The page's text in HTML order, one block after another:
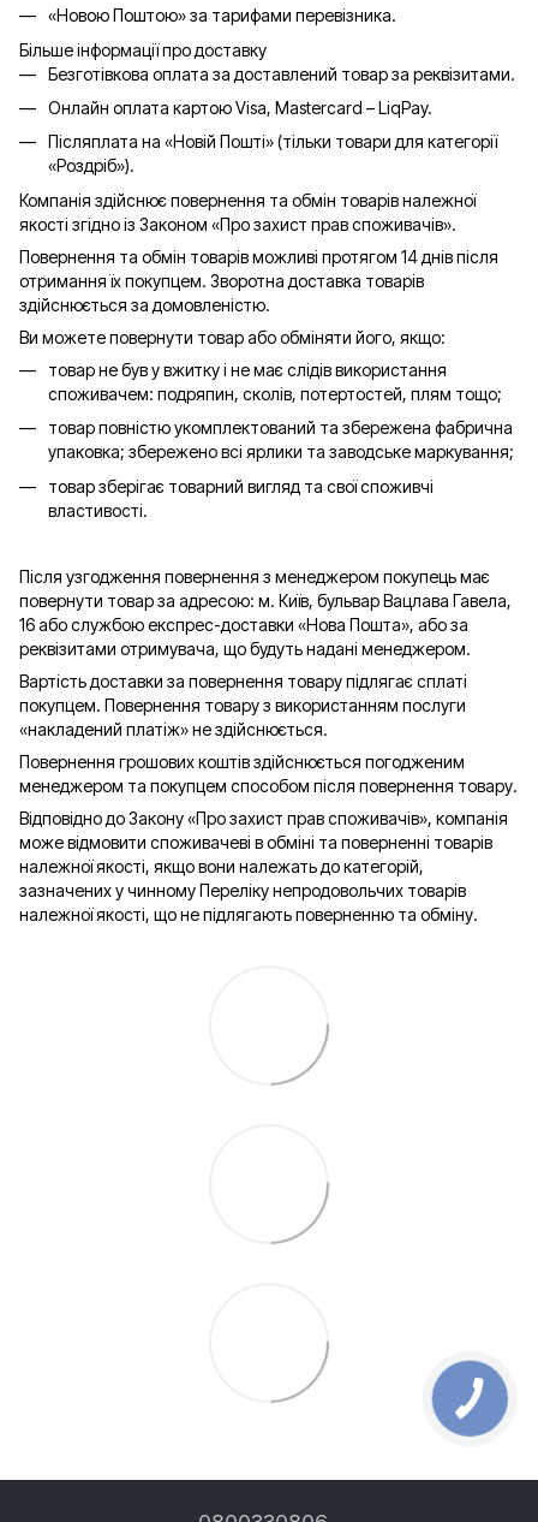
«Новою Поштою» за тарифами перевізника.
Більше інформації про доставку
Безготівкова оплата за доставлений товар за реквізитами.
Онлайн оплата картою Visa, Mastercard – LiqPay.
Післяплата на «Новій Пошті» (тільки товари для категорії
«Роздріб»).
Компанія здійснює повернення та обмін товарів належної
якості згідно із Законом «Про захист прав споживачів».
Повернення та обмін товарів можливі протягом 14 днів після
отримання їх покупцем. Зворотна доставка товарів
здійснюється за домовленістю.
Ви можете повернути товар або обміняти його, якщо:
товар не був у вжитку і не має слідів використання
споживачем: подряпин, сколів, потертостей, плям тощо;
товар повністю укомплектований та збережена фабрична
упаковка; збережено всі ярлики та заводське маркування;
товар зберігає товарний вигляд та свої споживчі
властивості.
Після узгодження повернення з менеджером покупець має
повернути товар за адресою: м. Київ, бульвар Вацлава Гавела,
16 або службою експрес-доставки «Нова Пошта», або за
реквізитами отримувача, що будуть надані менеджером.
Вартість доставки за повернення товару підлягає сплаті
покупцем. Повернення товару з використанням послуги
«накладений платіж» не здійснюється.
Повернення грошових коштів здійснюється погодженим
менеджером та покупцем способом після повернення товару.
Відповідно до Закону «Про захист прав споживачів», компанія
може відмовити споживачеві в обміні та поверненні товарів
належної якості, якщо вони належать до категорій,
зазначених у чинному Переліку непродовольчих товарів
належної якості, що не підлягають поверненню та обміну.